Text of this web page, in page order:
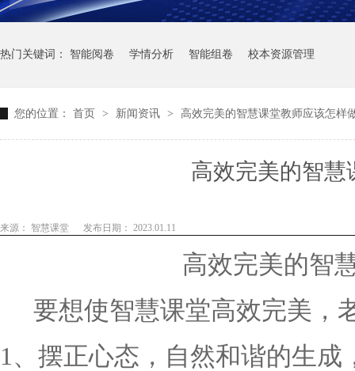
热门关键词： 智能阅卷 学情分析 智能组卷 校本资源管理
您的位置： 首页 > 新闻资讯 > 高效完美的智慧课堂教师应该怎样
高效完美的智慧
来源： 智慧课堂 发布日期： 2023.01.11
高效完美的智
要想使智慧课堂高效完美，
1、摆正心态，自然和谐的生